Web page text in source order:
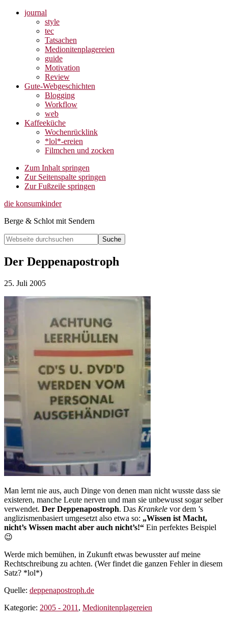
journal
style
tec
Tatsachen
Medionitenplagereien
guide
Motivation
Review
Gute-Webgeschichten
Blogging
Workflow
web
Kaffeeküche
Wochenrücklink
*lol*-ereien
Filmchen und zocken
Zum Inhalt springen
Zur Seitenspalte springen
Zur Fußzeile springen
die konsumkinder
Berge & Schlot mit Sendern
Webseite
durchsuchen
Search
Der Deppenapostroph
25. Juli 2005
Man lernt nie aus, auch Dinge von denen man nicht wusste dass sie
existeren, manche Leute nerven und man sie unbewusst sogar selber
verwendet. Der Deppenapostroph. Das Krankele vor dem ’s
anglizismenbasiert umgesetzt also etwa so: „Wissen ist Macht,
nicht’s Wissen macht aber auch nicht’s!“ Ein perfektes Beispiel
😉
Werde mich bemühen, in Zukunft etwas bewusster auf meine
Rechtschreibung zu achten. (Wer findet die ganzen Fehler in diesem
Satz? *lol*)
Quelle: deppenapostroph.de
Kategorie: 2005 - 2011 , Medionitenplagereien